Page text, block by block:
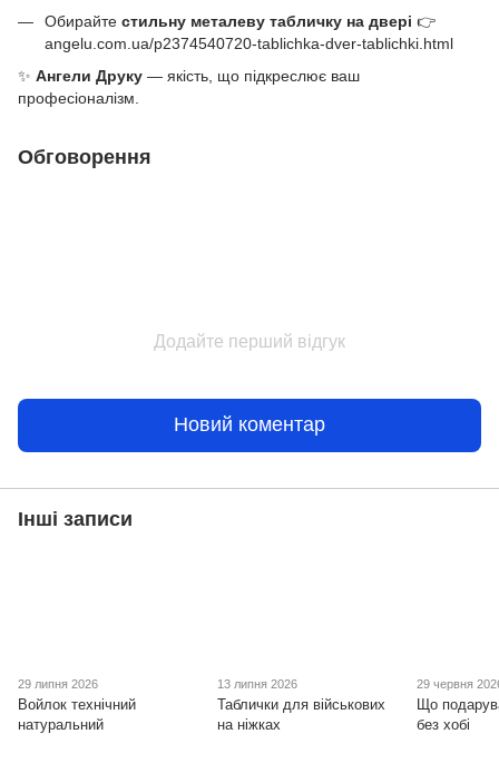
Обирайте стильну металеву табличку на двері 👉
angelu.com.ua/p2374540720-tablichka-dver-tablichki.html
✨ Ангели Друку — якість, що підкреслює ваш
професіоналізм.
Обговорення
Додайте перший відгук
Новий коментар
Інші записи
29 липня 2026
Войлок технічний
натуральний
13 липня 2026
Таблички для військових
на ніжках
29 червня
Що
без хобі